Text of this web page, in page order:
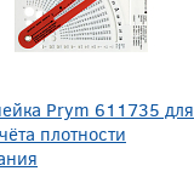
Prym 611735 для
плотности